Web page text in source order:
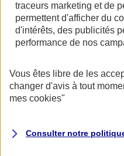
traceurs marketing et de
permettent d'afficher du
d'intérêts, des publicités
performance de nos
Vous êtes libre de les
changer d'avis à tout
mes cookies"
Consulter notre